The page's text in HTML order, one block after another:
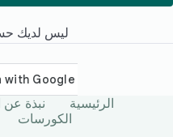
ليس لديك
الرئيسية نبذة عن
الكورسات